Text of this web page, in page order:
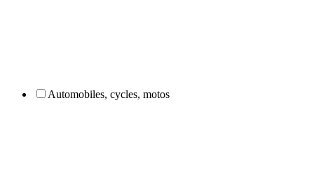
Automobiles, cycles, motos